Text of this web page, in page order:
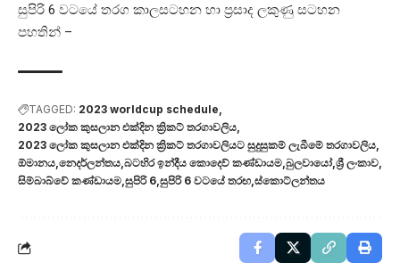
සුපිරි 6 වටයේ තරග කාලසටහන හා ප්‍රසාද ලකුණු සටහන
පහතින් –
TAGGED: 2023 worldcup schedule
2023 ලෝක කුසලාන එක්දින ක්‍රිකට් තරගාවලිය
2023 ලෝක කුසලාන එක්දින ක්‍රිකට් තරගාවලියට සුදුසුකම් ලැබීමේ තරගාවලිය
ඕමානය නෙදර්ලන්තය බටහිර ඉන්දීය කොදෙව් කණ්ඩායම බුලවායෝ ශ්‍රී ලංකාව
සිම්බාබ්වේ කණ්ඩායම සුපිරි 6 සුපිරි 6 වටයේ තරඟ ස්කොට්ලන්තය